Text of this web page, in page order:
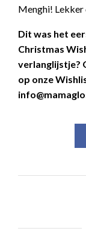
Menghi!
Dit was het
Christmas
verlanglijstje?
op onze